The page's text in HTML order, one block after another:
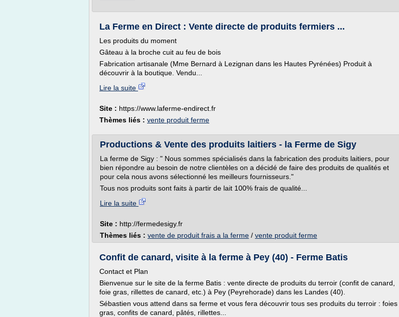
La Ferme en Direct : Vente directe de produits fermiers ...
Les produits du moment
Gâteau à la broche cuit au feu de bois
Fabrication artisanale (Mme Bernard à Lezignan dans les Hautes Pyrénées) Produit à
découvrir à la boutique. Vendu...
Lire la suite
Site : https://www.laferme-endirect.fr
Thèmes liés : vente produit ferme
Productions & Vente des produits laitiers - la Ferme de Sigy
La ferme de Sigy : " Nous sommes spécialisés dans la fabrication des produits laitiers, pour
bien répondre au besoin de notre clientèles on a décidé de faire des produits de qualités et
pour cela nous avons sélectionné les meilleurs fournisseurs."
Tous nos produits sont faits à partir de lait 100% frais de qualité...
Lire la suite
Site : http://fermedesigy.fr
Thèmes liés : vente de produit frais a la ferme / vente produit ferme
Confit de canard, visite à la ferme à Pey (40) - Ferme Batis
Contact et Plan
Bienvenue sur le site de la ferme Batis : vente directe de produits du terroir (confit de canard,
foie gras, rillettes de canard, etc.) à Pey (Peyrehorade) dans les Landes (40).
Sébastien vous attend dans sa ferme et vous fera découvrir tous ses produits du terroir : foies
gras, confits de canard, pâtés, rillettes...